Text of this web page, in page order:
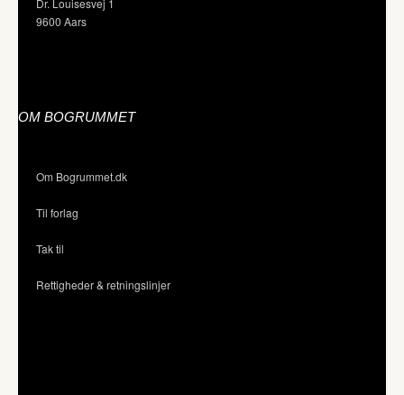
Dr. Louisesvej 1
9600 Aars
OM BOGRUMMET
Om Bogrummet.dk
Til forlag
Tak til
Rettigheder & retningslinjer